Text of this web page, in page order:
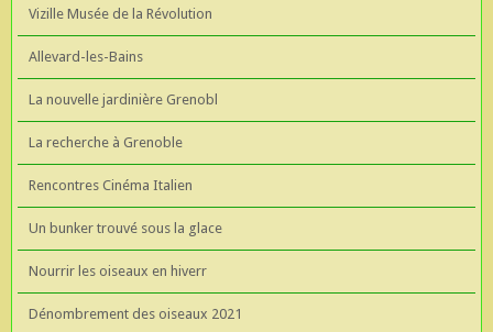
Vizille Musée de la Révolution
Allevard-les-Bains
La nouvelle jardinière Grenobl
La recherche à Grenoble
Rencontres Cinéma Italien
Un bunker trouvé sous la glace
Nourrir les oiseaux en hiverr
Dénombrement des oiseaux 2021